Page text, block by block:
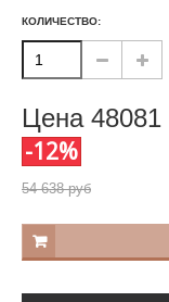
КОЛИЧЕСТВО:
Цена 48081
-12%
54 638 руб